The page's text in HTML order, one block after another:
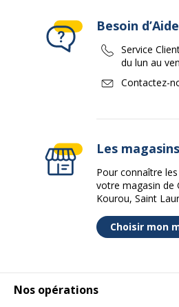
Nos opérations
Besoin
Service
du lun au
Contactez-
Les magasins
Pour connaître
votre magasin de
Kourou, Saint
Choisir mon